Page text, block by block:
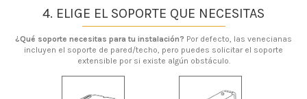
4. ELIGE EL SOPORTE QUE NECESITAS
¿Qué soporte necesitas para tu instalación? Por defecto, las venecianas
incluyen el soporte de pared/techo, pero puedes solicitar el soporte
extensible por si existe algún obstáculo.